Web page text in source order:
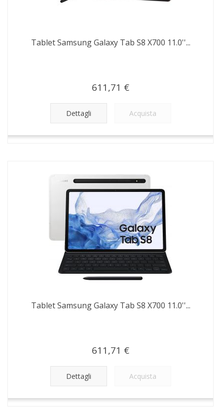
Tablet Samsung Galaxy Tab S8 X700 11.0''...
611,71 €
Dettagli Acquista
Tablet Samsung Galaxy Tab S8 X700 11.0''...
611,71 €
Dettagli Acquista